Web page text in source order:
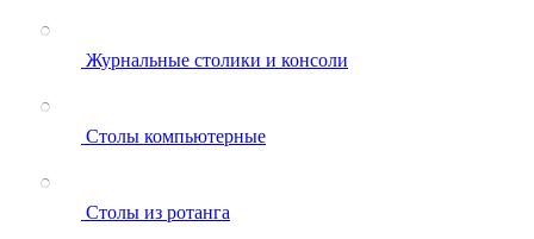
Журнальные столики и консоли
Столы компьютерные
Столы из ротанга